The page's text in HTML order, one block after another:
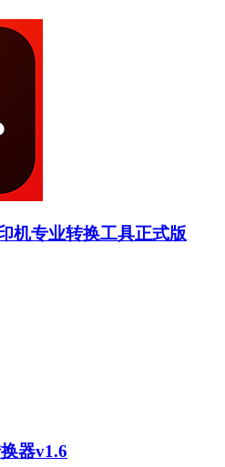
机专业转换工具正式版
器v1.6